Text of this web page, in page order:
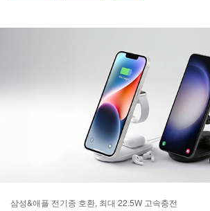
삼성&애플 전기종 호환, 최대 22.5W 고속충전